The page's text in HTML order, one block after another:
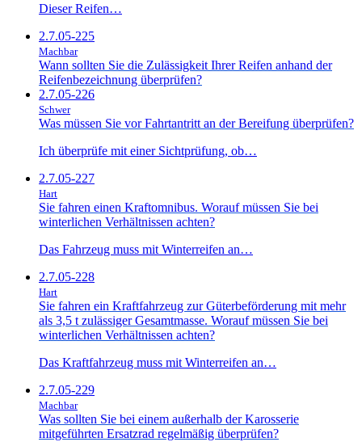
Dieser Reifen…
2.7.05-225
Machbar
Wann sollten Sie die Zulässigkeit Ihrer Reifen anhand der
Reifenbezeichnung überprüfen?
2.7.05-226
Schwer
Was müssen Sie vor Fahrtantritt an der Bereifung überprüfen?
Ich überprüfe mit einer Sichtprüfung, ob…
2.7.05-227
Hart
Sie fahren einen Kraftomnibus. Worauf müssen Sie bei
winterlichen Verhältnissen achten?
Das Fahrzeug muss mit Winterreifen an…
2.7.05-228
Hart
Sie fahren ein Kraftfahrzeug zur Güterbeförderung mit mehr
als 3,5 t zulässiger Gesamtmasse. Worauf müssen Sie bei
winterlichen Verhältnissen achten?
Das Kraftfahrzeug muss mit Winterreifen an…
2.7.05-229
Machbar
Was sollten Sie bei einem außerhalb der Karosserie
mitgeführten Ersatzrad regelmäßig überprüfen?